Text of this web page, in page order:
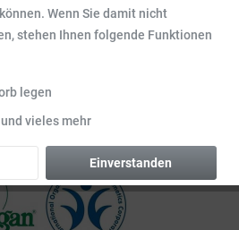
Wenn Sie damit nicht
stehen Ihnen folgende Funktionen
legen
vieles mehr
Einverstanden